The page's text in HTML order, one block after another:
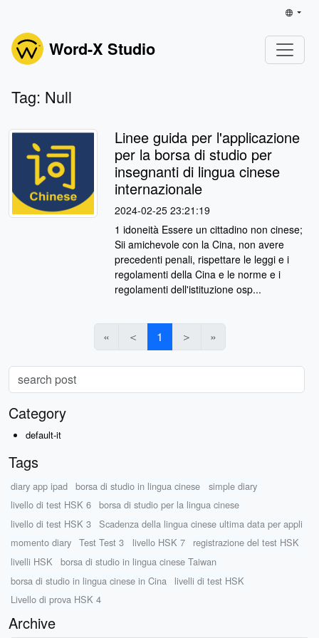
Word-X Studio
Tag: Null
Linee guida per l'applicazione
per la borsa di studio per
insegnanti di lingua cinese
internazionale
2024-02-25 23:21:19
1 idoneità Essere un cittadino non cinese;
Sii amichevole con la Cina, non avere
precedenti penali, rispettare le leggi e i
regolamenti della Cina e le norme e i
regolamenti dell'istituzione osp...
« ＜ 1 ＞ »
Category
default-it
Tags
diary app ipad borsa di studio in lingua cinese
simple diary
livello di test HSK 6
borsa di studio per la lingua cinese
livello di test HSK 3
Scadenza della lingua cinese ultima data per appli
momento diary
Test Test 3 livello HSK 7
registrazione del test HSK
livelli HSK
borsa di studio in lingua cinese Taiwan
borsa di studio in lingua cinese in Cina
livelli di test HSK
Livello di prova HSK 4
Archive